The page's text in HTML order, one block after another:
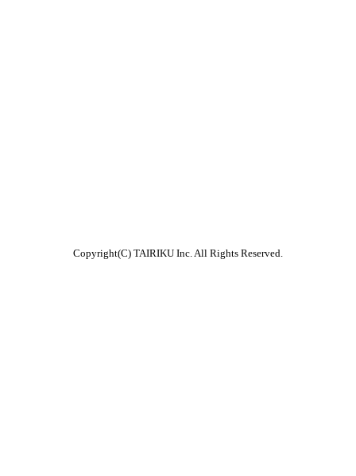
Copyright(C) TAIRIKU Inc. All Rights Reserved.